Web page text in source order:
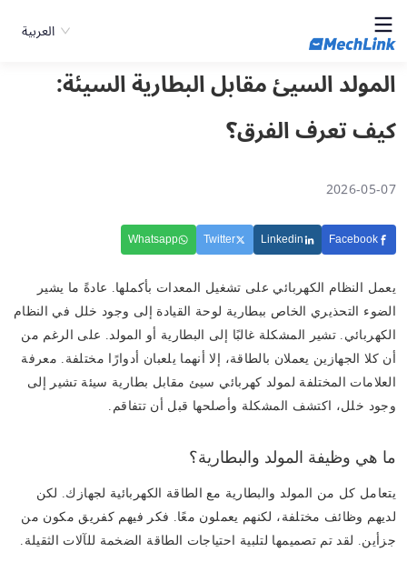
العربية
المولد السيئ مقابل البطارية السيئة:
كيف تعرف الفرق؟
2026-05-07
Facebook
Linkedin
Twitter
Whatsapp
يعمل النظام الكهربائي على تشغيل المعدات بأكملها. عادةً ما يشير
الضوء التحذيري الخاص ببطارية لوحة القيادة إلى وجود خلل في النظام
الكهربائي. تشير المشكلة غالبًا إلى البطارية أو المولد. على الرغم من
أن كلا الجهازين يعملان بالطاقة، إلا أنهما يلعبان أدوارًا مختلفة. معرفة
العلامات المختلفة لمولد كهربائي سيئ مقابل بطارية سيئة تشير إلى
وجود خلل، اكتشف المشكلة وأصلحها قبل أن تتفاقم.
ما هي وظيفة المولد والبطارية؟
يتعامل كل من المولد والبطارية مع الطاقة الكهربائية لجهازك. لكن
لديهم وظائف مختلفة، لكنهم يعملون معًا. فكر فيهم كفريق مكون من
جزأين. لقد تم تصميمها لتلبية احتياجات الطاقة الضخمة للآلات الثقيلة.